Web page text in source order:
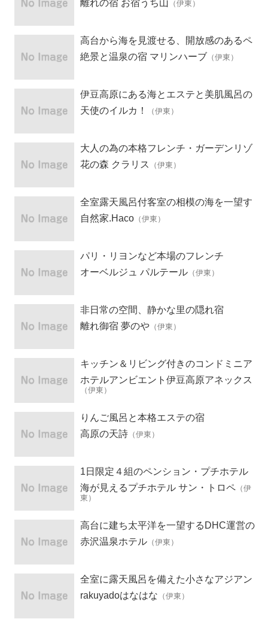
離れの宿 お宿うち山 （伊東）
高台から海を見渡せる、開放感のあるペ
ンション
絶景と温泉の宿 マリンハーブ （伊東）
伊豆高原にある海とエステと美肌風呂の
ペンション
天使のイルカ！ （伊東）
大人の為の本格フレンチ・ガーデンリゾ
ート
花の森 クラリス （伊東）
全室露天風呂付客室の相模の海を一望す
る「記念日を祝う宿」
自然家.Haco （伊東）
パリ・リヨンなど本場のフレンチ
オーベルジュ パルテール （伊東）
非日常の空間、静かな里の隠れ宿
離れ御宿 夢のや （伊東）
キッチン＆リビング付きのコンドミニア
ムホテル
ホテルアンビエント伊豆高原アネックス
（伊東）
りんご風呂と本格エステの宿
高原の天詩 （伊東）
1日限定４組のペンション・プチホテル
海が見えるプチホテル サン・トロペ （伊
東）
高台に建ち太平洋を一望するDHC運営の
リゾートホテル
赤沢温泉ホテル （伊東）
全室に露天風呂を備えた小さなアジアン
宿
rakuyadoはなはな （伊東）